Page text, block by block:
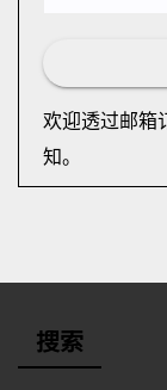
欢迎透过邮箱
知。
搜索